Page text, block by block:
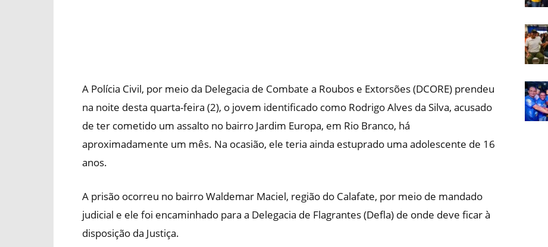
A Polícia Civil, por meio da Delegacia de Combate a Roubos e Extorsões (DCORE) prendeu
na noite desta quarta-feira (2), o jovem identificado como Rodrigo Alves da Silva, acusado
de ter cometido um assalto no bairro Jardim Europa, em Rio Branco, há
aproximadamente um mês. Na ocasião, ele teria ainda estuprado uma adolescente de 16
anos.
A prisão ocorreu no bairro Waldemar Maciel, região do Calafate, por meio de mandado
judicial e ele foi encaminhado para a Delegacia de Flagrantes (Defla) de onde deve ficar à
disposição da Justiça.